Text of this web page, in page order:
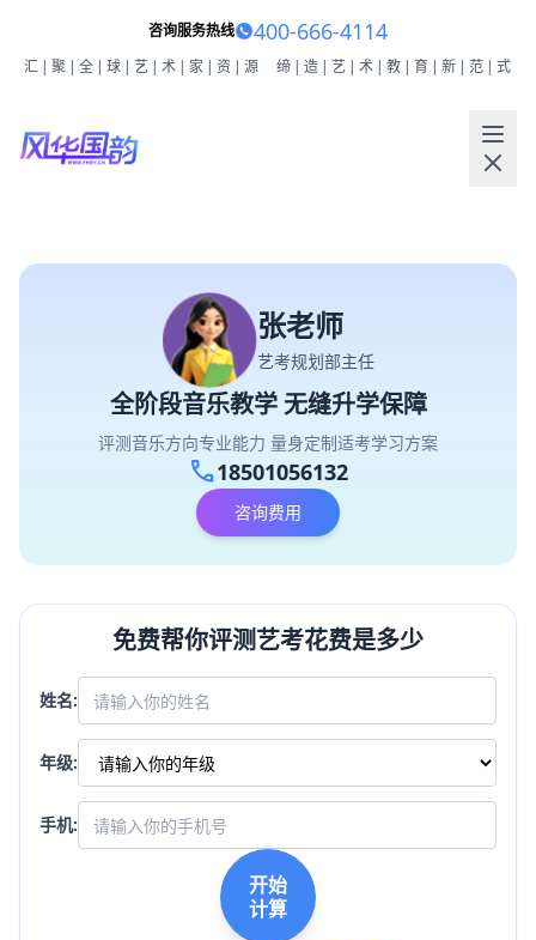
咨询服务热线 400-666-4114
汇|聚|全|球|艺|术|家|资|源 缔|造|艺|术|教|育|新|范|式
张老师
艺考规划部主任
全阶段音乐教学 无缝升学保障
评测音乐方向专业能力 量身定制适考学习方案
call18501056132
咨询费用
免费帮你评测艺考花费是多少
姓名:
年级:
手机:
开始
计算